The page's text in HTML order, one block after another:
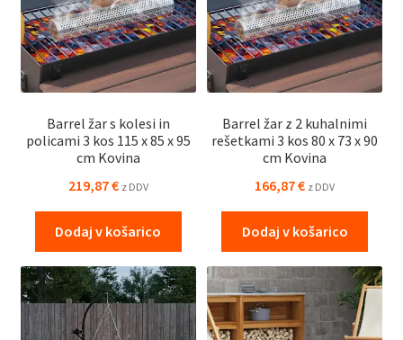
Barrel žar s kolesi in
policami 3 kos 115 x 85 x 95
cm Kovina
219,87€ z DDV
Dodaj v košarico
Barrel žar z 2 kuhalnimi
rešetkami 3 kos 80 x 73 x 90
cm Kovina
166,87€ z DDV
Dodaj v košarico